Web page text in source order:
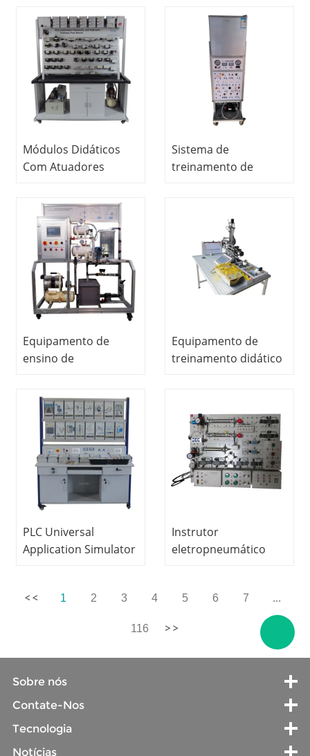
temperatura MINRRY
equipamento de
laboratório elétrico
engenharia elétrica
Módulos Didáticos
Com Atuadores
Pneumáticos e
Hidráulicos
Equipamentos de
Formação
Profissional
Equipamentos de
Formação
Mecatrônica
Sistema de
treinamento de
didático Instrutor de
Equipamento de
ensino de
controle de
processos (pressão e
fluxo de ar)
Equipamento
didático Sistema de
produto modular
Equipamento de
treinamento didático
treinador do
manipulador
PLC Universal
Application Simulator
Equipamento de
Habilidades Elétricas
Instrutor
eletropneumático
educacional
Mecatrônica Trainer
1 2 3 4 5 6 7 ...
116
Sobre nós
Contate-Nos
Tecnologia
Notícias